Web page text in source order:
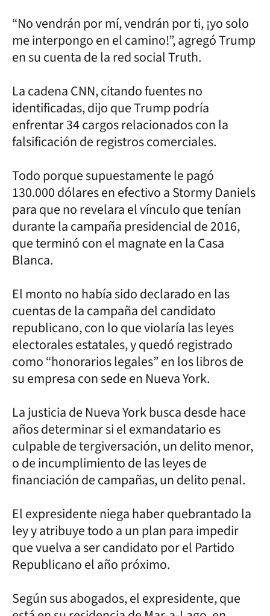
“No vendrán por mí, vendrán por ti, ¡yo solo
me interpongo en el camino!”, agregó Trump
en su cuenta de la red social Truth.
La cadena CNN, citando fuentes no
identificadas, dijo que Trump podría
enfrentar 34 cargos relacionados con la
falsificación de registros comerciales.
Todo porque supuestamente le pagó
130.000 dólares en efectivo a Stormy Daniels
para que no revelara el vínculo que tenían
durante la campaña presidencial de 2016,
que terminó con el magnate en la Casa
Blanca.
El monto no había sido declarado en las
cuentas de la campaña del candidato
republicano, con lo que violaría las leyes
electorales estatales, y quedó registrado
como “honorarios legales” en los libros de
su empresa con sede en Nueva York.
La justicia de Nueva York busca desde hace
años determinar si el exmandatario es
culpable de tergiversación, un delito menor,
o de incumplimiento de las leyes de
financiación de campañas, un delito penal.
El expresidente niega haber quebrantado la
ley y atribuye todo a un plan para impedir
que vuelva a ser candidato por el Partido
Republicano el año próximo.
Según sus abogados, el expresidente, que